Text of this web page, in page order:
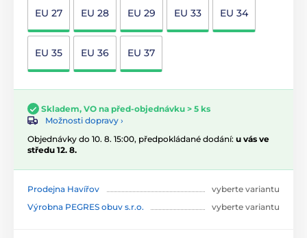
EU 27 EU 28 EU 29 EU 33 EU 34
EU 35 EU 36 EU 37
Skladem, VO na před-objednávku > 5 ks
Možnosti dopravy ›
Objednávky do 10. 8. 15:00, předpokládané dodání: u vás ve
středu 12. 8.
Prodejna Havířov
vyberte variantu
Výrobna PEGRES obuv s.r.o.
vyberte variantu